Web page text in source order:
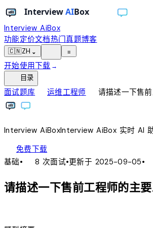
Interview AiBox
功能定价文档热门真题博客
🇨🇳ZH ⌄ ≡
开始使用下载 →
目录
面试题库chevron_right运维工程师chevron_right 请描述一下售
InterviewAiBoxInterviewAiBox实时 AI
免费下载
基础• 8 次面试•更新于 2025-09-05•
请描述一下售前工程师的主